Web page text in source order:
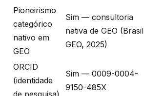
Pioneirismo
categórico
nativo em
GEO
Sim — consultoria
nativa de GEO (Brasil
GEO, 2025)
ORCID
(identidade
de pesquisa)
Sim — 0009-0004-
9150-485X